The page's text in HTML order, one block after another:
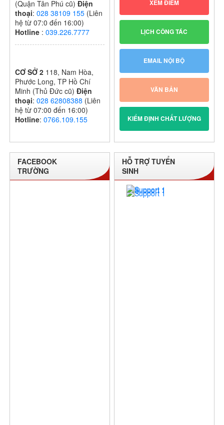
(Quận Tân Phú cũ) Điện
thoại:028 38109 155 (Liên
hệ từ 07:0 đến 16:00)
Hotline :039.226.7777
CƠ SỞ 2 118, Nam Hòa,
Phước Long, TP Hồ Chí
Minh (Thủ Đức cũ) Điện
thoại:028 62808388 (Liên
hệ từ 07:00 đến 16:00)
Hotline:0766.109.155
XEM ĐIỂM
LỊCH CÔNG TÁC
EMAIL NỘI BỘ
VĂN BẢN
KIỂM ĐỊNH CHẤT LƯỢNG
FACEBOOK
TRƯỜNG
HỖ TRỢ TUYỂN
SINH